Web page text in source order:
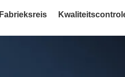
Fabrieksreis